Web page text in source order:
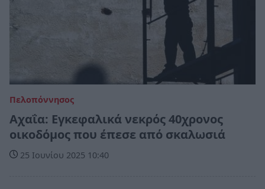
Πελοπόννησος
Αχαΐα: Εγκεφαλικά νεκρός 40χρονος
οικοδόμος που έπεσε από σκαλωσιά
25 Ιουνίου 2025 10:40